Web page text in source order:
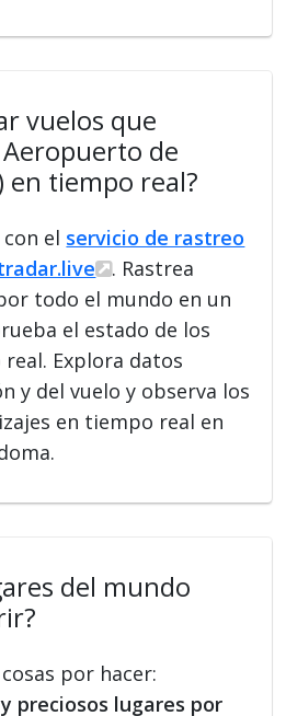
vuelos que
de
en tiempo real?
el servicio de rastreo
. Rastrea
todo el mundo en un
el estado de los
Explora datos
y del vuelo y observa los
en tiempo real en
del mundo
por hacer:
preciosos lugares por